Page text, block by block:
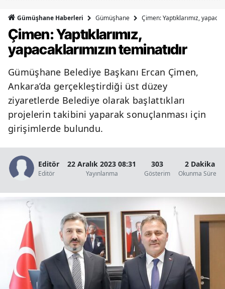
Bingöl
Bitlis
Bolu
Bursa
Çorum
Denizli
Diyarbakır
Edirne
Elazığ
Erzincan
Gümüşhane Haberleri Gümüşhane Çimen: Yaptıklarımız,
Çimen: Yaptıklarımız,
yapacaklarımızın teminatıdır
Gümüşhane Belediye Başkanı Ercan Çimen,
Ankara’da gerçekleştirdiği üst düzey
ziyaretlerde Belediye olarak başlattıkları
projelerin takibini yaparak sonuçlanması için
girişimlerde bulundu.
Editör
Editör
22 Aralık 2023 08:31
Yayınlanma
303
Gösterim
2 Dakika
Okunma Süresi